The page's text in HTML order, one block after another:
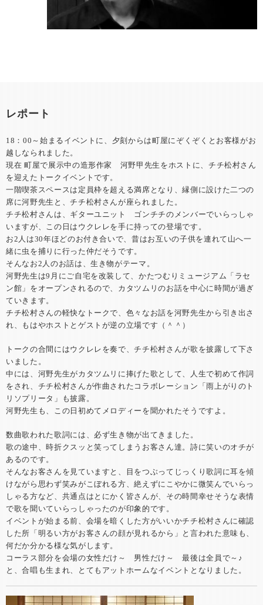
レポート
18：00～始まるイベントに、夕刻からは町屋にぞくぞくとお客様がお
越しなられました。
現在 町屋で展示中の造形作家 河野甲先生をホストに、チチ松村さん
を迎えたトークイベントです。
一階喫茶スペースは定員枠を超える満席となり、縁側に設けた二つの
席に河野先生と、チチ松村さんが座られました。
チチ松村さんは、ギターユニット ゴンチチのメンバーでいらっしゃ
いますが、この日はウクレレを手に持っての登場です。
お2人は30年ほどのお付き合いで、昔はお互いの子供を連れて山へ一
緒に虫を捕りに行った仲だそうです。
そんなお2人のお話は、生き物がテーマ。
河野先生は9月にご自宅を改装して、かたつむりミュージアム「ラセ
ン館」をオープンされるので、カタツムリのお話を中心に時間が過ぎ
ていきます。
チチ松村さんの軽快なトークで、色々なお話を河野先生から引き出さ
れ、もはやホストとゲストが逆の立場です（＾＾）
トークの合間にはウクレレを奏で、チチ松村さんが歌を披露して下さ
いました。
中には、河野先生がカタツムリに捧げた歌として、人生で初めて作詞
をされ、チチ松村さんが作曲されたコラボレーション「雨上がりのト
リソプリータ」も披露。
河野先生も、この日初めてメロディーを聞かれたそうですよ。
数曲歌われた歌詞には、必ず生き物が出てきました。
歌の途中、時折クスッと笑ってしまうお客さん達。詩に笑いのオチが
あるのです。
そんなお客さんを見ていますと、目をつぶってじっくり歌詞に耳を傾
けながら思わず笑みがこぼれる方、絶えずにこやかに微笑んでいらっ
しゃる方など、共通点はとにかく皆さんが、その時間幸せそうな表情
で歌を聞いていらっしゃったのが印象的です。
イベントが始まる前、会場を暗くした方がいいかチチ松村さんに確認
した所「明るい方がお客さんの顔が見れるから」と言われた意味も、
何だか分かる様な気がします。
コーラス部分を会場の女性だけ～ 男性だけ～ 最後は全員で～♪
と、合唱も生まれ、とてもアットホームなイベントとなりました。